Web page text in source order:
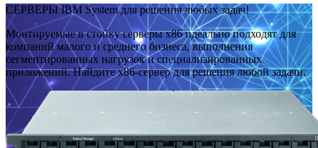
СЕРВЕРЫ IBM System для решения любых задач!
Монтируемые в стойку серверы x86 идеально подходят для
компаний малого и среднего бизнеса, выполнения
сегментированных нагрузок и специализированных
приложений. Найдите x86-сервер для решения любой задачи.